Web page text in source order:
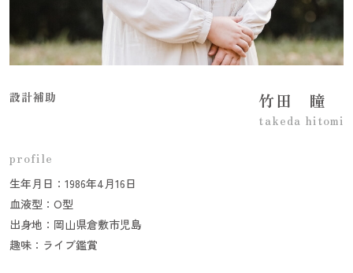
設計補助 竹田 瞳
takeda hitomi
profile
生年月日：1986年4月16日
血液型：O型
出身地：岡山県倉敷市児島
趣味：ライブ鑑賞